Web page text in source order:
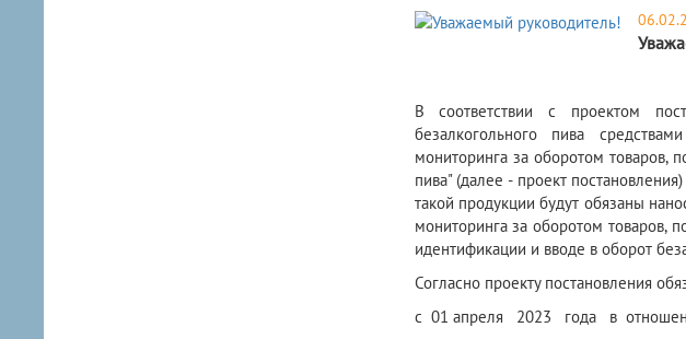
В соответствии с проектом
безалкогольного пива
мониторинга за оборотом товаров,
пива" (далее - проект
такой продукции будут обязаны
мониторинга за оборотом товаров,
идентификации и вводе в оборот
Согласно проекту постановления
с 01 апреля 2023 года в